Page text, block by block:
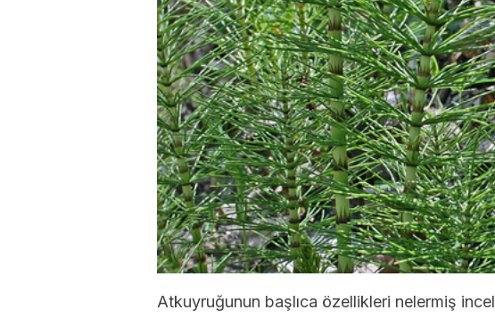
Atkuyruğunun başlıca özellikleri nelermiş